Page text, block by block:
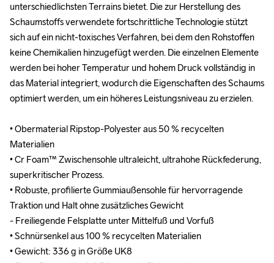
unterschiedlichsten Terrains bietet. Die zur Herstellung des
Schaumstoffs verwendete fortschrittliche Technologie stützt
sich auf ein nicht-toxisches Verfahren, bei dem den Rohstoffen
keine Chemikalien hinzugefügt werden. Die einzelnen Elemente
werden bei hoher Temperatur und hohem Druck vollständig in
das Material integriert, wodurch die Eigenschaften des Schaums
optimiert werden, um ein höheres Leistungsniveau zu erzielen.
• Obermaterial Ripstop-Polyester aus 50 % recycelten
Materialien
• Cr Foam™ Zwischensohle ultraleicht, ultrahohe Rückfederung,
superkritischer Prozess.
• Robuste, profilierte Gummiaußensohle für hervorragende
Traktion und Halt ohne zusätzliches Gewicht
- Freiliegende Felsplatte unter Mittelfuß und Vorfuß
• Schnürsenkel aus 100 % recycelten Materialien
• Gewicht: 336 g in Größe UK8
unterschiedlichsten Terrains bietet. Die zur Herstellung des
Schaumstoffs verwendete fortschrittliche Technologie stützt
sich auf ein nicht-toxisches Verfahren, bei dem den Rohstoffen
keine Chemikalien hinzugefügt werden. Die einzelnen Elemente
werden bei hoher Temperatur und hohem Druck vollständig in
das Material integriert, wodurch die Eigenschaften des Schaums
optimiert werden, um ein höheres Leistungsniveau zu erzielen.
• Obermaterial Ripstop-Polyester aus 50 % recycelten
Materialien
• Cr Foam™ Zwischensohle ultraleicht, ultrahohe Rückfederung,
superkritischer Prozess.
• Robuste, profilierte Gummiaußensohle für hervorragende
Traktion und Halt ohne zusätzliches Gewicht
- Freiliegende Felsplatte unter Mittelfuß und Vorfuß
• Schnürsenkel aus 100 % recycelten Materialien
• Gewicht: 336 g in Größe UK8